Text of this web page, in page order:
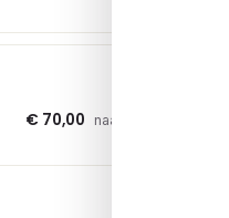
€ 70,00 naar shop →